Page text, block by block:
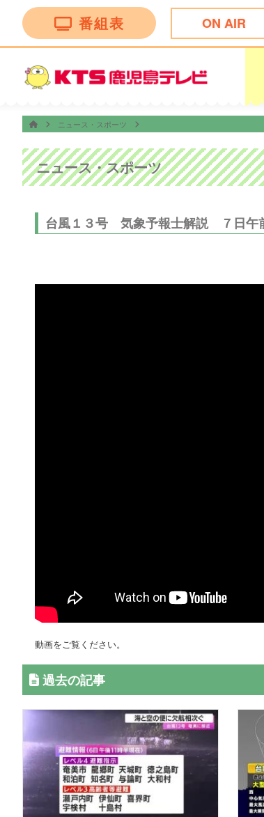
番組表 ON AIR
24:15 ぽよチャンネル かまいたちの机上の
ニュース・スポーツ
ニュース・スポーツ
台風１３号 気象予報士解説 ７日
動画をご覧ください。
過去の記事